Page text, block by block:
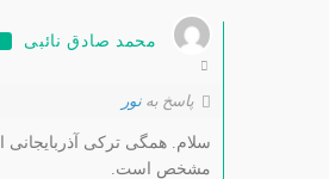
محمد صادق نائبی
پاسخ بهنور
سلام. همگی ترکی
مشخص است.